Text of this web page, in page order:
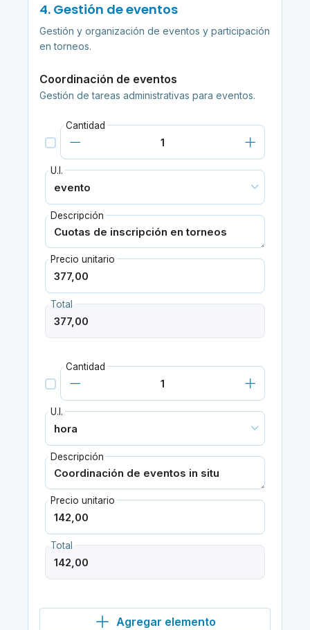
4. Gestión de eventos
Gestión y organización de eventos y participación
en torneos.
Coordinación de eventos
Gestión de tareas administrativas para eventos.
Cantidad
U.I.
Descripción
Precio unitario
Total
Cantidad
U.I.
Descripción
Precio unitario
Total
Agregar elemento